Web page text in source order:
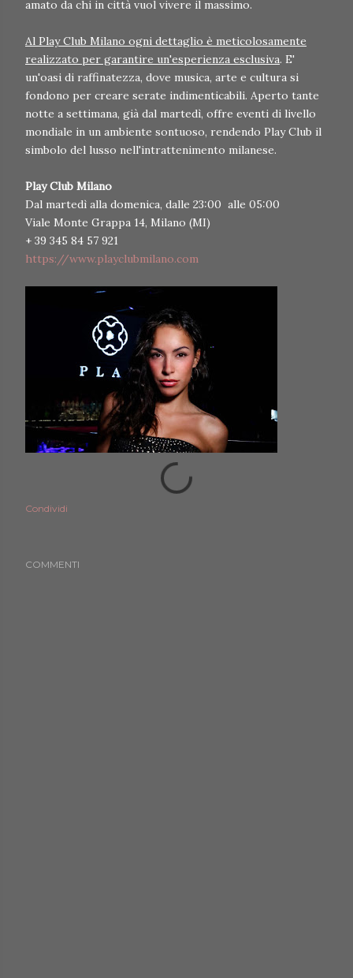
amato da chi in città vuol vivere il massimo.
Al Play Club Milano ogni dettaglio è meticolosamente
realizzato per garantire un'esperienza esclusiva. E'
un'oasi di raffinatezza, dove musica, arte e cultura si
fondono per creare serate indimenticabili. Aperto tante
notte a settimana, già dal martedì, offre eventi di livello
mondiale in un ambiente sontuoso, rendendo Play Club il
simbolo del lusso nell'intrattenimento milanese.
Play Club Milano
Dal martedì alla domenica, dalle 23:00 alle 05:00
Viale Monte Grappa 14, Milano (MI)
+ 39 345 84 57 921
https://www.playclubmilano.com
Condividi
COMMENTI